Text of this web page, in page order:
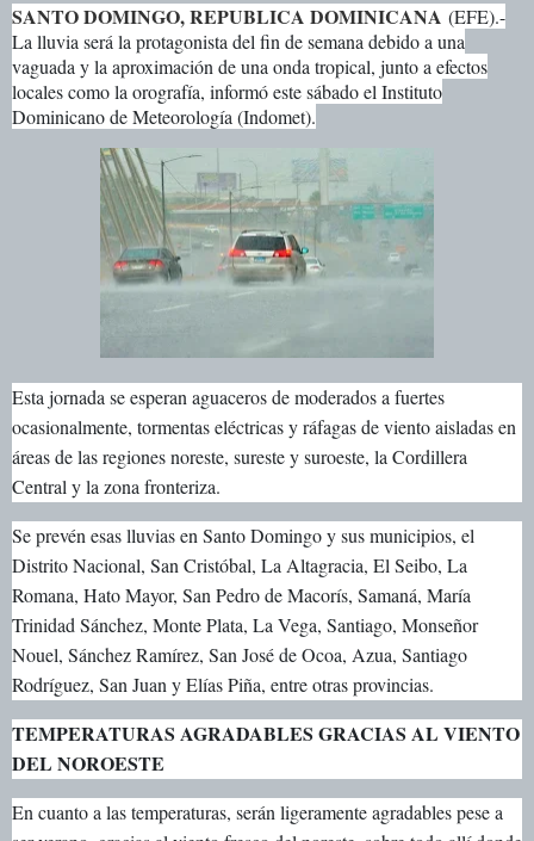
SANTO DOMINGO, REPUBLICA DOMINICANA (EFE).-
La lluvia será la protagonista del fin de semana debido a una
vaguada y la aproximación de una onda tropical, junto a efectos
locales como la orografía, informó este sábado el Instituto
Dominicano de Meteorología (Indomet).
Esta jornada se esperan aguaceros de moderados a fuertes
ocasionalmente, tormentas eléctricas y ráfagas de viento aisladas en
áreas de las regiones noreste, sureste y suroeste, la Cordillera
Central y la zona fronteriza.
Se prevén esas lluvias en Santo Domingo y sus municipios, el
Distrito Nacional, San Cristóbal, La Altagracia, El Seibo, La
Romana, Hato Mayor, San Pedro de Macorís, Samaná, María
Trinidad Sánchez, Monte Plata, La Vega, Santiago, Monseñor
Nouel, Sánchez Ramírez, San José de Ocoa, Azua, Santiago
Rodríguez, San Juan y Elías Piña, entre otras provincias.
TEMPERATURAS AGRADABLES GRACIAS AL VIENTO
DEL NOROESTE
En cuanto a las temperaturas, serán ligeramente agradables pese a